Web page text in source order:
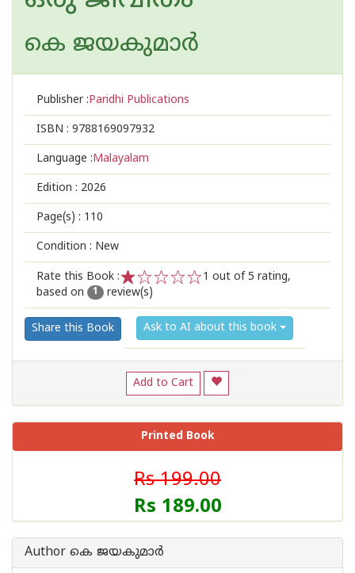
കെ ജയകുമാര്‍
Publisher :Paridhi Publications
ISBN : 9788169097932
Language :Malayalam
Edition : 2026
Page(s) : 110
Condition : New
Rate this Book :
2
1
1 out of 5 rating,
based on
1 review(s)
Share this Book Ask to AI about this book
Add to Cart
Printed Book
Rs 199.00
Rs 189.00
Author കെ ജയകുമാര്‍